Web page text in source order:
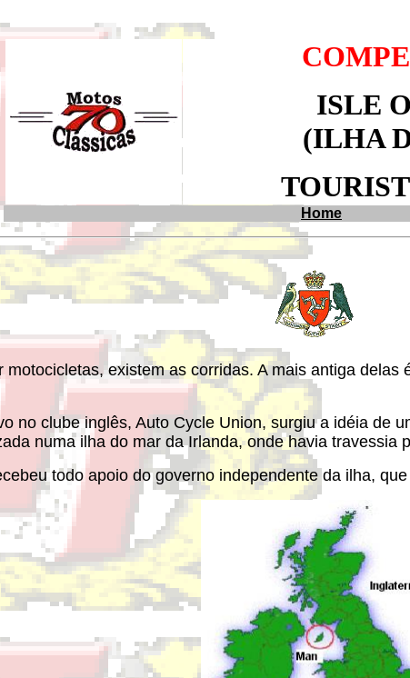
ISLE
(ILHA
Home
existem as corridas. A mais antiga
no clube inglês, Auto Cycle Union, surgiu a idéia de
numa ilha do mar da Irlanda, onde havia travessia
todo apoio do governo independente da ilha,